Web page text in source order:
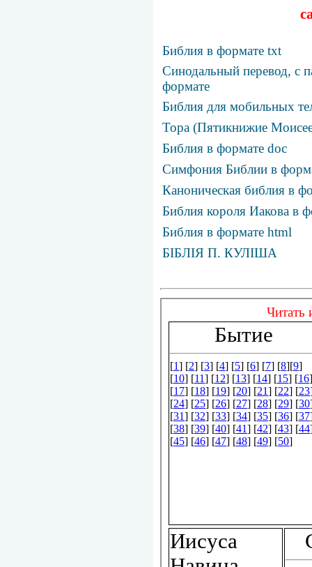
Библия в формате txt
Синодальный перевод, с
формате
Библия для мобильных
Тора (Пятикнижие
Библия в формате doc
Симфония Библии в
Каноническая библия в
Библия короля Иакова в
Библия в формате html
БІБЛІЯ П. КУЛІША